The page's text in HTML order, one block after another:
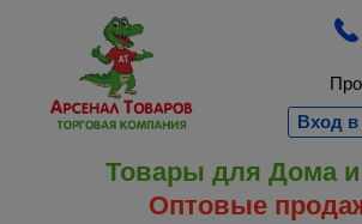
Вход в
Товары для Дома
Оптовые